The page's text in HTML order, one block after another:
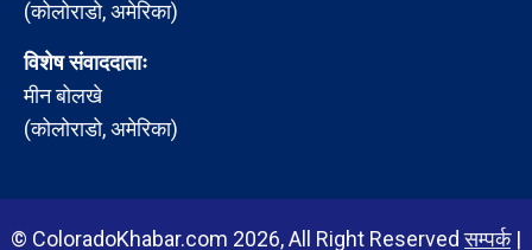
(कोलोराडो, अमेरिका)
विशेष संवाददाताः
मीन बोलखे
(कोलोराडो, अमेरिका)
© ColoradoKhabar.com 2026, All Right Reservedसम्पर्क|